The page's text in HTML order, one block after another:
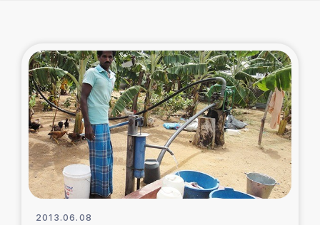
東ティモール豪雨緊急支援
大雨による洪水被災者支援
カカオ生産者支援事業
シリア国内避難民・帰還民の生活再建支援
トルコにおけるシリア難民支援事業
2013.06.08